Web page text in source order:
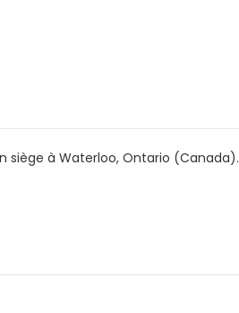
siège à Waterloo, Ontario (Canada).